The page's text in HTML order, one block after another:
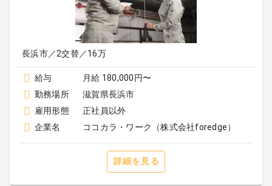
長浜市／2交替／16万
給与
月給 180,000円〜
勤務場所
滋賀県長浜市
雇用形態
正社員以外
企業名
ココカラ・ワーク（株式会社foredge）
詳細を見る